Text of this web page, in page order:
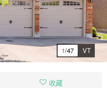
1/47 VT
收藏